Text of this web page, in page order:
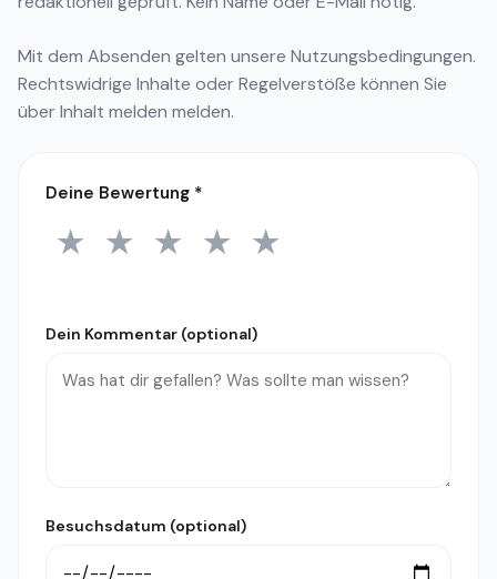
Mit dem Absenden gelten unsere Nutzungsbedingungen.
Rechtswidrige Inhalte oder Regelverstöße können Sie
überInhalt melden melden.
Deine Bewertung *
1 Stern
★ 2 Sterne
★ 3 Sterne
★ 4 Sterne
★ 5 Sterne
★
Dein Kommentar (optional)
Besuchsdatum (optional)